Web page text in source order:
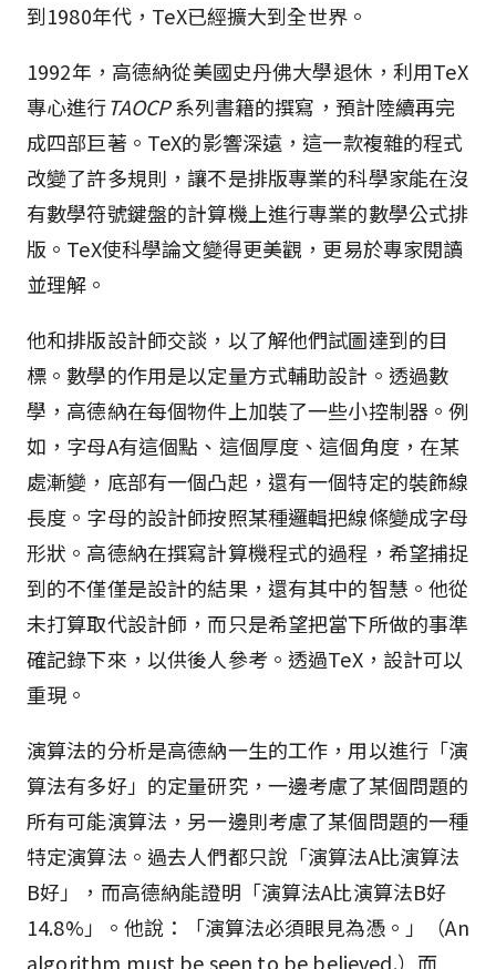
到1980年代，TeX已經擴大到全世界。
1992年，高德納從美國史丹佛大學退休，利用TeX
專心進行TAOCP系列書籍的撰寫，預計陸續再完
成四部巨著。TeX的影響深遠，這一款複雜的程式
改變了許多規則，讓不是排版專業的科學家能在沒
有數學符號鍵盤的計算機上進行專業的數學公式排
版。TeX使科學論文變得更美觀，更易於專家閱讀
並理解。
他和排版設計師交談，以了解他們試圖達到的目
標。數學的作用是以定量方式輔助設計。透過數
學，高德納在每個物件上加裝了一些小控制器。例
如，字母A有這個點、這個厚度、這個角度，在某
處漸變，底部有一個凸起，還有一個特定的裝飾線
長度。字母的設計師按照某種邏輯把線條變成字母
形狀。高德納在撰寫計算機程式的過程，希望捕捉
到的不僅僅是設計的結果，還有其中的智慧。他從
未打算取代設計師，而只是希望把當下所做的事準
確記錄下來，以供後人參考。透過TeX，設計可以
重現。
演算法的分析是高德納一生的工作，用以進行「演
算法有多好」的定量研究，一邊考慮了某個問題的
所有可能演算法，另一邊則考慮了某個問題的一種
特定演算法。過去人們都只說「演算法A比演算法
B好」，而高德納能證明「演算法A比演算法B好
14.8%」。他說：「演算法必須眼見為憑。」（An
algorithm must be seen to be believed.）而